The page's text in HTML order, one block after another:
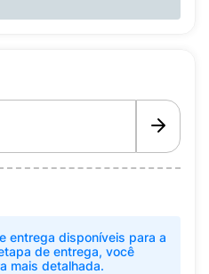
entrega disponíveis para a
de entrega, você
mais detalhada.